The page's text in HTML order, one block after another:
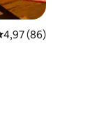
: 4,94 sur 5
moyenne
4,97 (86)